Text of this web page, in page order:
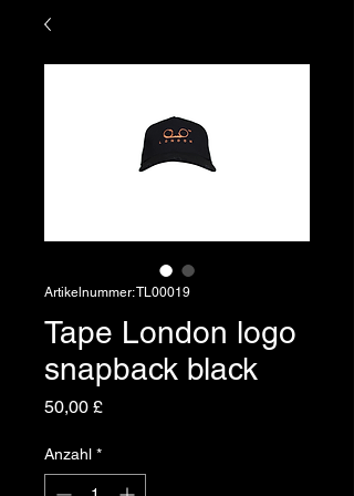
Artikelnummer: TL00019
Tape London logo
snapback black
50,00 £Preis
Anzahl *